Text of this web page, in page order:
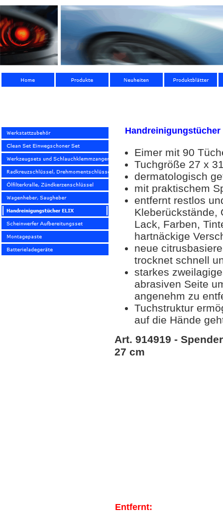
Handreinigungstücher
Eimer mit 90
Tuchgröße 27 x
dermatologisch
mit praktischem
entfernt restlos
Kleberückstände,
Lack, Farben,
hartnäckige
neue
trocknet schnell
starkes
abrasiven Seite
angenehm zu
Tuchstruktur
auf die Hände
Art. 914919 -
27 cm
Entfernt: